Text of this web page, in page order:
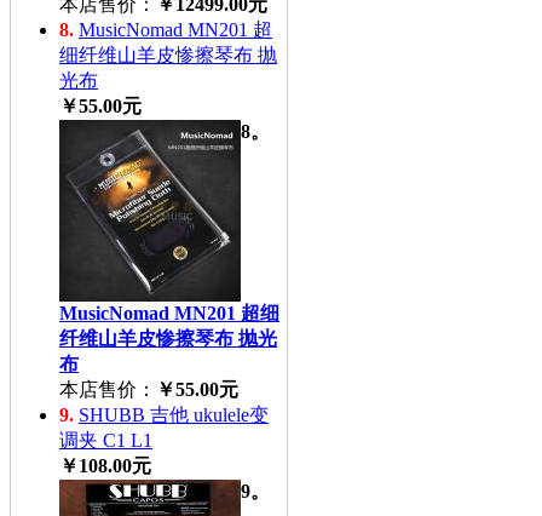
本店售价： ￥12499.00元
8. MusicNomad MN201 超
细纤维山羊皮惨擦琴布 抛
光布
￥55.00元
8。
MusicNomad MN201 超细
纤维山羊皮惨擦琴布 抛光
布
本店售价： ￥55.00元
9. SHUBB 吉他 ukulele变
调夹 C1 L1
￥108.00元
9。